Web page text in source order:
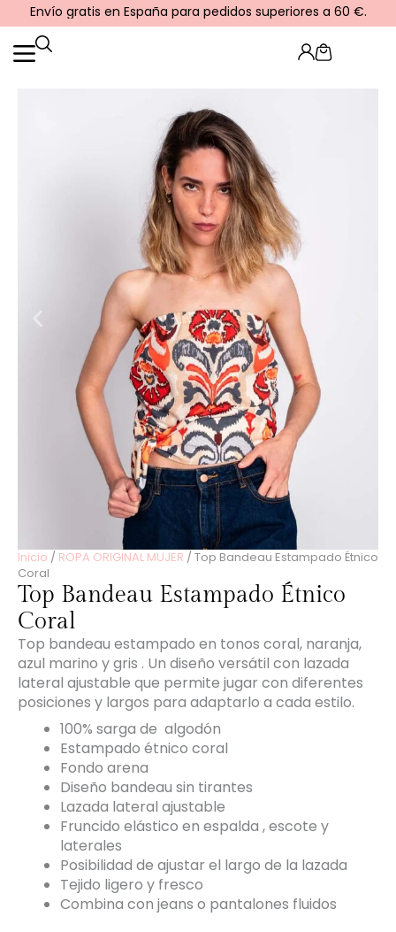
al
contenido
Envío gratis en España para pedidos superiores a 60 €.
Cart
Inicio / ROPA ORIGINAL MUJER / Top Bandeau Estampado Étnico
Coral
Top Bandeau Estampado Étnico
Coral
Top bandeau estampado en tonos coral, naranja,
azul marino y gris . Un diseño versátil con lazada
lateral ajustable que permite jugar con diferentes
posiciones y largos para adaptarlo a cada estilo.
100% sarga de algodón
Estampado étnico coral
Fondo arena
Diseño bandeau sin tirantes
Lazada lateral ajustable
Fruncido elástico en espalda , escote y
laterales
Posibilidad de ajustar el largo de la lazada
Tejido ligero y fresco
Combina con jeans o pantalones fluidos